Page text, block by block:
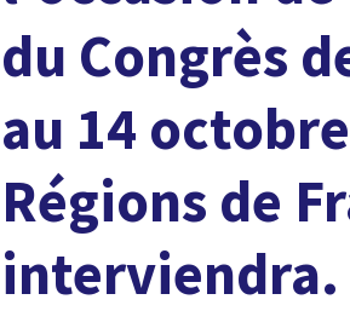
du Congrès
au 14
Régions de
interviendra.